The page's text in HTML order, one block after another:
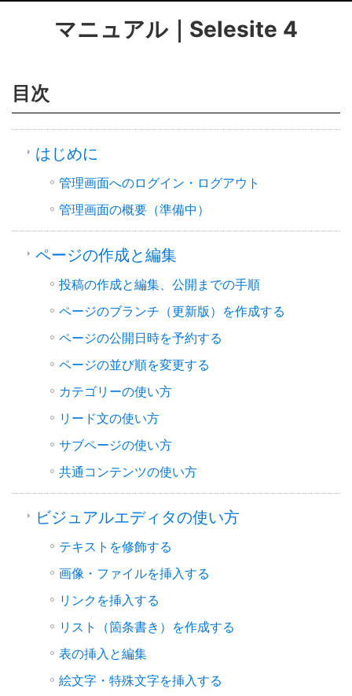
マニュアル｜Selesite 4
目次
はじめに
管理画面へのログイン・ログアウト
管理画面の概要（準備中）
ページの作成と編集
投稿の作成と編集、公開までの手順
ページのブランチ（更新版）を作成する
ページの公開日時を予約する
ページの並び順を変更する
カテゴリーの使い方
リード文の使い方
サブページの使い方
共通コンテンツの使い方
ビジュアルエディタの使い方
テキストを修飾する
画像・ファイルを挿入する
リンクを挿入する
リスト（箇条書き）を作成する
表の挿入と編集
絵文字・特殊文字を挿入する